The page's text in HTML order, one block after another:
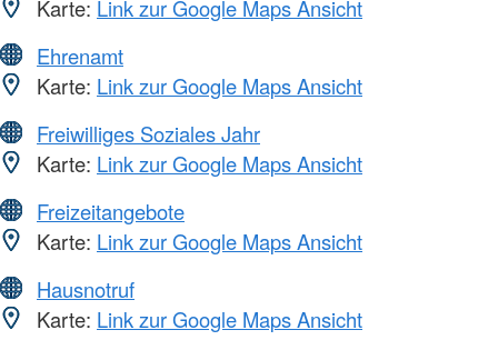
Karte: Link zur Google Maps Ansicht
Ehrenamt
Karte: Link zur Google Maps Ansicht
Freiwilliges Soziales Jahr
Karte: Link zur Google Maps Ansicht
Freizeitangebote
Karte: Link zur Google Maps Ansicht
Hausnotruf
Karte: Link zur Google Maps Ansicht